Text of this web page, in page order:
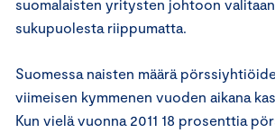
suomalaisten yritysten johtoon
sukupuolesta riippumatta.
Suomessa naisten määrä
viimeisen kymmenen vuoden aikana
Kun vielä vuonna 2011 18 prosenttia